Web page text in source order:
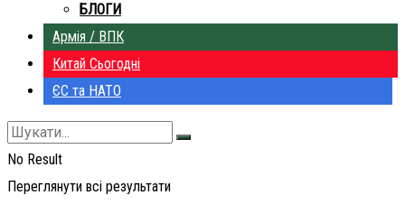
БЛОГИ
Армія / ВПК
Китай Сьогодні
ЄС та НАТО
No Result
Переглянути всі результати